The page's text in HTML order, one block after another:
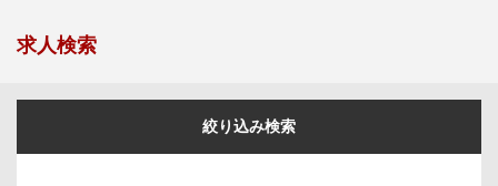
求人検索
絞り込み検索